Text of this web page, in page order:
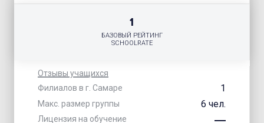
Отзывы учащихся
Филиалов в г. Самаре
1
Макс. размер группы 6 чел.
Лицензия на обучение
1
БАЗОВЫЙ РЕЙТИНГ
SCHOOLRATE